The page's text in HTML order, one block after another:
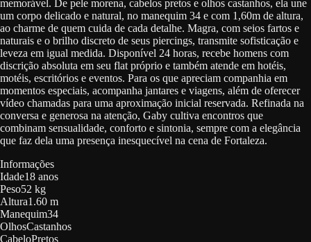
memorável. De pele morena, cabelos pretos e olhos castanhos, ela une
um corpo delicado e natural, no manequim 34 e com 1,60m de altura,
ao charme de quem cuida de cada detalhe. Magra, com seios fartos e
naturais e o brilho discreto de seus piercings, transmite sofisticação e
leveza em igual medida. Disponível 24 horas, recebe homens com
discrição absoluta em seu flat próprio e também atende em hotéis,
motéis, escritórios e eventos. Para os que apreciam companhia em
momentos especiais, acompanha jantares e viagens, além de oferecer
vídeo chamadas para uma aproximação inicial reservada. Refinada na
conversa e generosa na atenção, Gaby cultiva encontros que
combinam sensualidade, conforto e sintonia, sempre com a elegância
que faz dela uma presença inesquecível na cena de Fortaleza.
Informações
Idade18 anos
Peso52 kg
Altura1.60 m
Manequim34
OlhosCastanhos
CabeloPretos